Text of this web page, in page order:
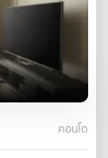
คอนโด